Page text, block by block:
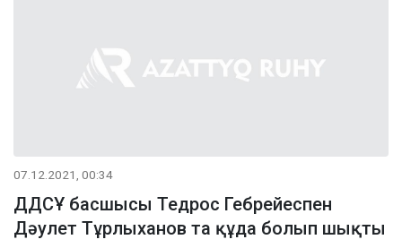
07.12.2021, 00:34
ДДСҰ басшысы Тедрос Гебрейеспен
Дәулет Тұрлыханов та құда болып шықты